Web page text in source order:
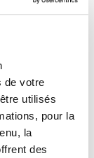
de votre
utilisés
pour la
la
des
QUI
EN 2026